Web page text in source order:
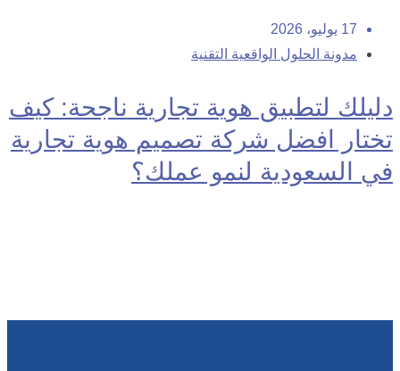
17 يوليو، 2026
مدونة الحلول الواقعية التقنية
دليلك لتطبيق هوية تجارية ناجحة: كيف
تختار افضل شركة تصميم هوية تجارية
في السعودية لنمو عملك؟